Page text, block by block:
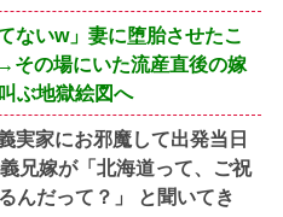
ないw」妻に堕胎させたこ
その場にいた流産直後の嫁
ぶ地獄絵図へ
実家にお邪魔して出発当日
兄嫁が「北海道って、ご祝
んだって？」 と聞いてき